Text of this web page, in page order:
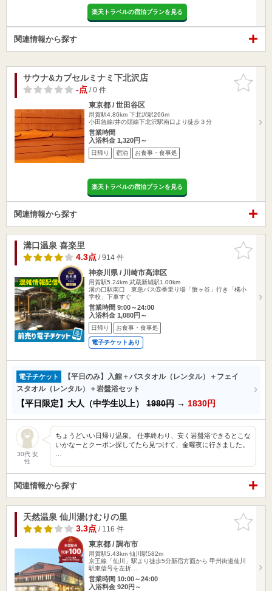
楽天トラベルの宿泊プランを見る
関連情報から探す
お気に入
りに追加
サウナ&カプセルミナミ下北沢店
-点/ 0 件
東京都 / 世田谷区
用賀駅4.86km 下北沢駅266m
小田急線/井の頭線下北沢駅南口より徒歩３分
営業時間
入浴料金 1,320円～
日帰り 宿泊 お食事・食事処
楽天トラベルの宿泊プランを見る
関連情報から探す
お気に入
りに追加
溝口温泉 喜楽里
4.3点/ 914 件
神奈川県 / 川崎市高津区
用賀駅5.24km 武蔵新城駅1.00km
溝の口駅南口 東急バス⑤番乗り場「蟹ヶ谷」行き「橘小
学校」下車すぐ
営業時間 9:00～24:00
入浴料金 1,080円～
日帰り お食事・食事処
電子チケットあり
電子チケット
【平日のみ】入館＋バスタオル（レンタル）＋フェイ
スタオル（レンタル）＋岩盤浴セット
【平日限定】大人（中学生以上） 1980円 → 1830円
30代 女
性
ちょうどいい日帰り温泉。 仕事終わり、安く岩盤浴できるとこな
いかなーとクーポン探してたら見つけて、金曜夜に行きました。
関連情報から探す
お気に入
りに追加
天然温泉 仙川湯けむりの里
3.3点/ 116 件
東京都 / 調布市
用賀駅5.43km 仙川駅582m
京王線「仙川」駅より徒歩5分新宿方面から 甲州街道仙川
駅東信号を左折…
営業時間 10:00～24:00
入浴料金 920円～